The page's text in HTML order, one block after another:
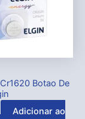
Botao De
Adicionar ao